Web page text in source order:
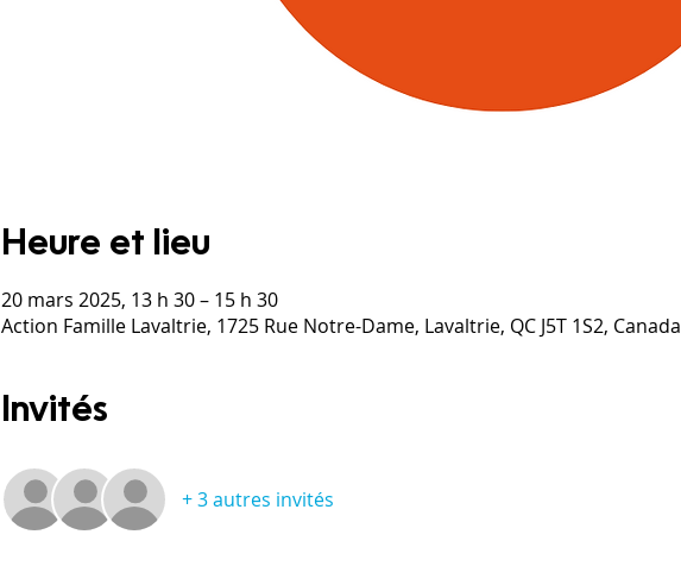
Heure et lieu
20 mars 2025, 13 h 30 – 15 h 30
Action Famille Lavaltrie, 1725 Rue Notre-Dame, Lavaltrie, QC J5T 1S2, Canada
Invités
+ 3 autres invités